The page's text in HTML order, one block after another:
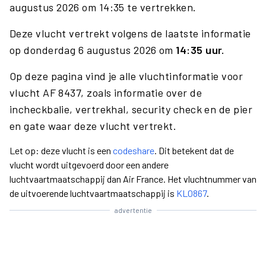
augustus 2026 om 14:35 te vertrekken.
Deze vlucht vertrekt volgens de laatste informatie
op donderdag 6 augustus 2026 om14:35 uur.
Op deze pagina vind je alle vluchtinformatie voor
vlucht AF 8437, zoals informatie over de
incheckbalie, vertrekhal, security check en de pier
en gate waar deze vlucht vertrekt.
Let op: deze vlucht is een codeshare. Dit betekent dat de
vlucht wordt uitgevoerd door een andere
luchtvaartmaatschappij dan Air France. Het vluchtnummer van
de uitvoerende luchtvaartmaatschappij is KL0867.
advertentie